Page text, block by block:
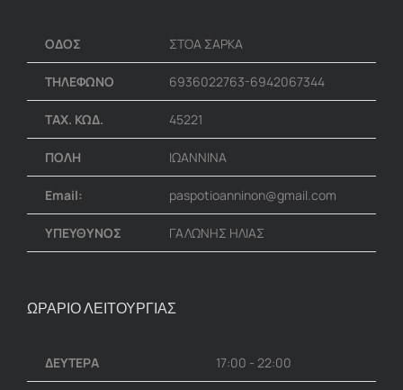
ΟΔΟΣ ΣΤΟΑ ΣΑΡΚΑ
ΤΗΛΕΦΩΝΟ 6936022763-6942067344
ΤΑΧ. ΚΩΔ. 45221
ΠΟΛΗ ΙΩΑΝΝΙΝΑ
Email: paspotioanninon@gmail.com
ΥΠΕΥΘΥΝΟΣ ΓΑΛΩΝΗΣ ΗΛΙΑΣ
ΩΡΑΡΙΟ ΛΕΙΤΟΥΡΓΙΑΣ
ΔΕΥΤΕΡΑ 17:00 - 22:00